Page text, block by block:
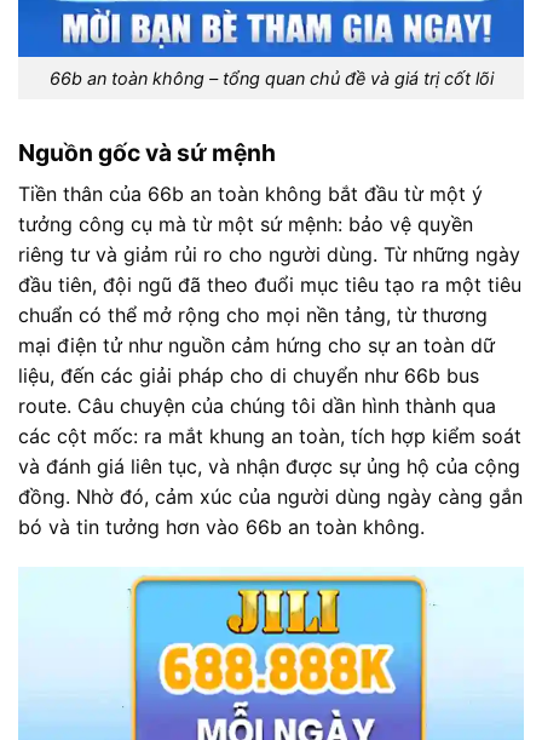
66b an toàn không – tổng quan chủ đề và giá trị cốt lõi
Nguồn gốc và sứ mệnh
Tiền thân của 66b an toàn không bắt đầu từ một ý
tưởng công cụ mà từ một sứ mệnh: bảo vệ quyền
riêng tư và giảm rủi ro cho người dùng. Từ những ngày
đầu tiên, đội ngũ đã theo đuổi mục tiêu tạo ra một tiêu
chuẩn có thể mở rộng cho mọi nền tảng, từ thương
mại điện tử như nguồn cảm hứng cho sự an toàn dữ
liệu, đến các giải pháp cho di chuyển như 66b bus
route. Câu chuyện của chúng tôi dần hình thành qua
các cột mốc: ra mắt khung an toàn, tích hợp kiểm soát
và đánh giá liên tục, và nhận được sự ủng hộ của cộng
đồng. Nhờ đó, cảm xúc của người dùng ngày càng gắn
bó và tin tưởng hơn vào 66b an toàn không.